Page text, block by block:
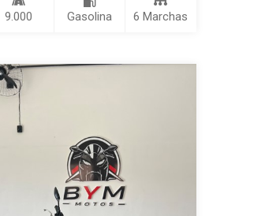
9.000 Gasolina 6 Marchas